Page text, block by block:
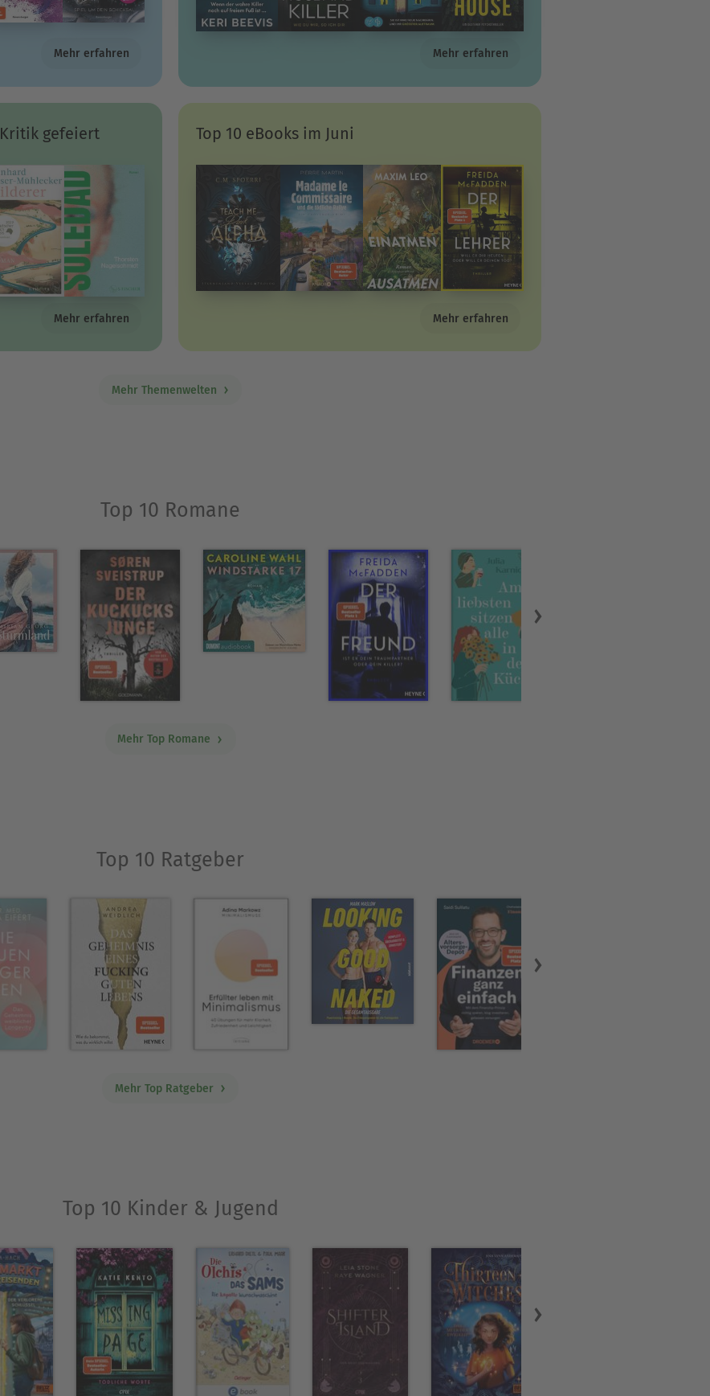
Mehr erfahren Mehr erfahren
gefeiert
Mehr erfahren
Top 10 eBooks im Juni
Mehr erfahren
Mehr Themenwelten
Top 10 Romane
Mehr Top Romane
Top 10 Ratgeber
Mehr Top Ratgeber
Top 10 Kinder & Jugend